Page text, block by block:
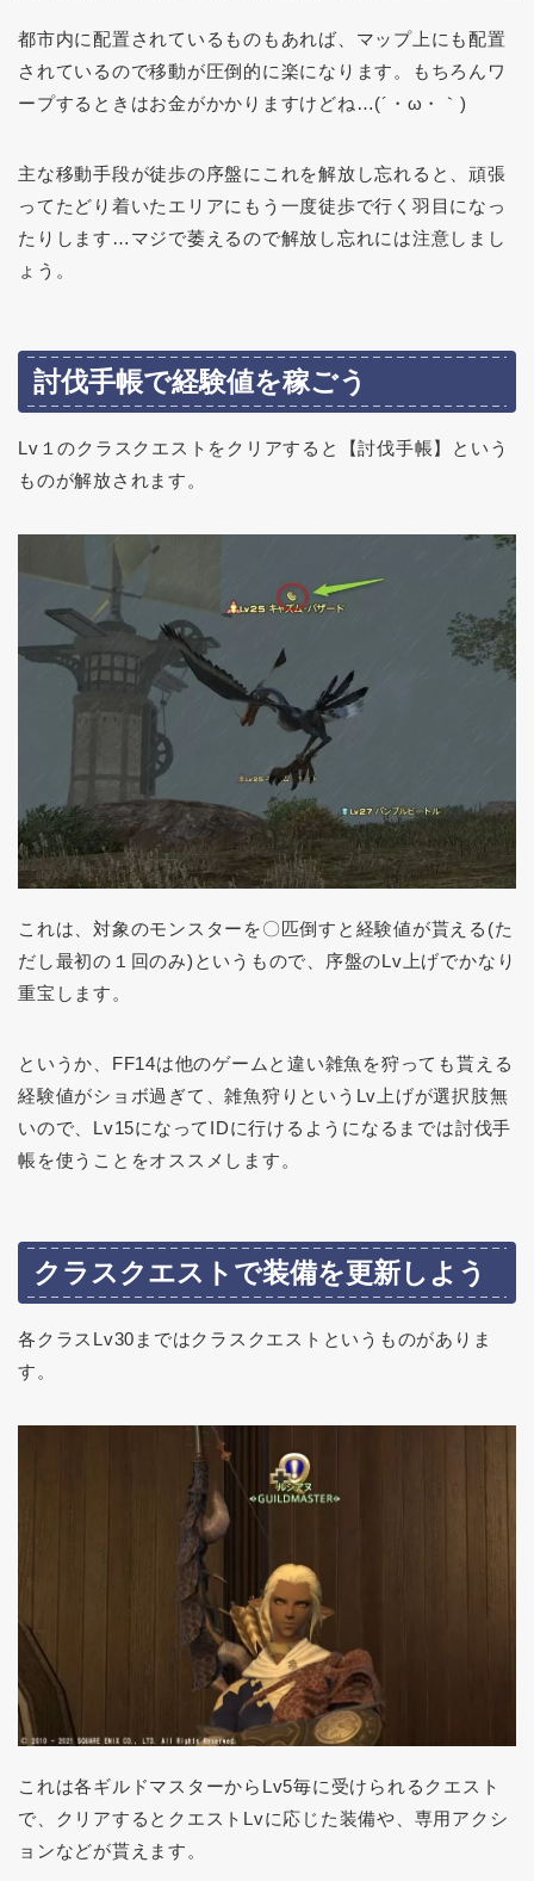
都市内に配置されているものもあれば、マップ上にも配置
されているので移動が圧倒的に楽になります。もちろんワ
ープするときはお金がかかりますけどね…(´・ω・｀)
主な移動手段が徒歩の序盤にこれを解放し忘れると、頑張
ってたどり着いたエリアにもう一度徒歩で行く羽目になっ
たりします…マジで萎えるので解放し忘れには注意しまし
ょう。
討伐手帳で経験値を稼ごう
Lv１のクラスクエストをクリアすると【討伐手帳】という
ものが解放されます。
これは、対象のモンスターを〇匹倒すと経験値が貰える(た
だし最初の１回のみ)というもので、序盤のLv上げでかなり
重宝します。
というか、FF14は他のゲームと違い雑魚を狩っても貰える
経験値がショボ過ぎて、雑魚狩りというLv上げが選択肢無
いので、Lv15になってIDに行けるようになるまでは討伐手
帳を使うことをオススメします。
クラスクエストで装備を更新しよう
各クラスLv30まではクラスクエストというものがありま
す。
これは各ギルドマスターからLv5毎に受けられるクエスト
で、クリアするとクエストLvに応じた装備や、専用アクシ
ョンなどが貰えます。